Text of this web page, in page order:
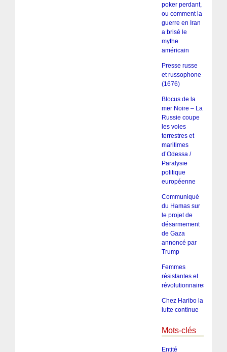
poker perdant,
ou comment la
guerre en Iran
a brisé le
mythe
américain
Presse russe
et russophone
(1676)
Blocus de la
mer Noire – La
Russie coupe
les voies
terrestres et
maritimes
d’Odessa /
Paralysie
politique
européenne
Communiqué
du Hamas sur
le projet de
désarmement
de Gaza
annoncé par
Trump
Femmes
résistantes et
révolutionnaires
Chez Haribo la
lutte continue
Mots-clés
Entité